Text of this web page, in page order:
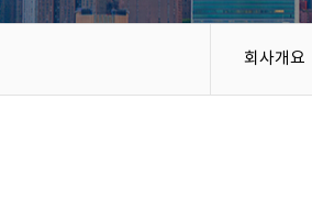
회사개요